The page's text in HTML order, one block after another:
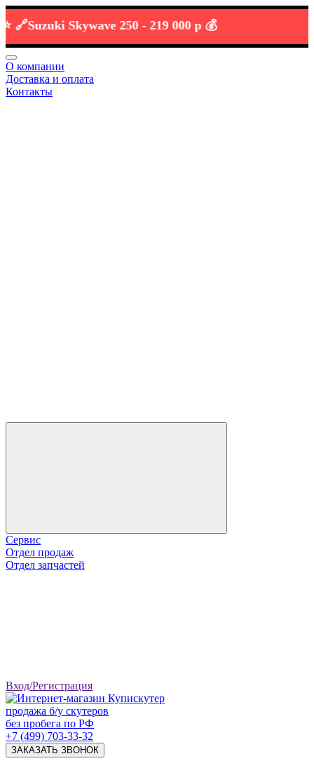
Skywave 250 -219 000 р 💰
О компании
Доставка и оплата
Контакты
Сервис
Отдел продаж
Отдел запчастей
Вход/Регистрация
продажа б/у скутеров
без пробега по РФ
+7 (499) 703-33-32
ЗАКАЗАТЬ ЗВОНОК